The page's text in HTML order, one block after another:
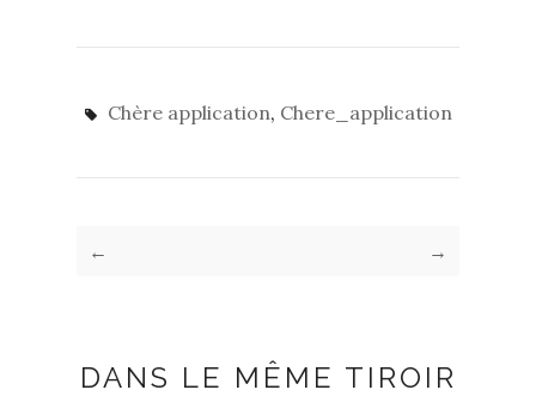
Chère application, Chere_application
← →
DANS LE MÊME TIROIR